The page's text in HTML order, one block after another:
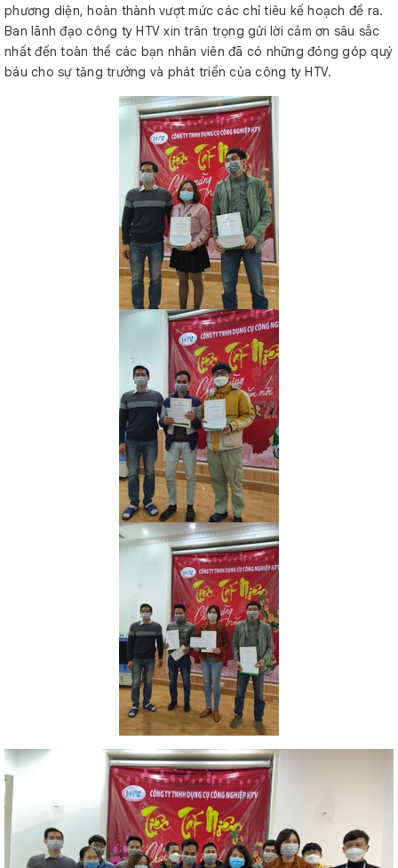
phương diện, hoàn thành vượt mức các chỉ tiêu kế hoạch đề ra.
Ban lãnh đạo công ty HTV xin trân trọng gửi lời cảm ơn sâu sắc
nhất đến toàn thể các bạn nhân viên đã có những đóng góp quý
báu cho sự tăng trưởng và phát triển của công ty HTV.